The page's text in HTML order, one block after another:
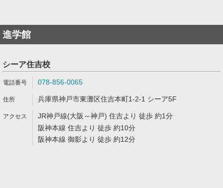
進学館
シーア住吉校
078-856-0065
兵庫県神戸市東灘区住吉本町1-2-1 シーア5F
JR神戸線(大阪～神戸) 住吉より 徒歩 約1分
阪神本線 住吉より 徒歩 約10分
阪神本線 御影より 徒歩 約12分